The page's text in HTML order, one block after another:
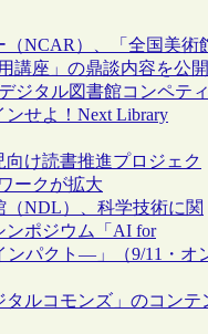
（NCAR）、「全国美術
講座」の鼎談内容を公開
ジタル図書館コンペティ
せよ！Next Library
け読書推進プロジェク
ークが拡大
（NDL）、科学技術に関
ンポジウム「AI for
ンパクト―」（9/11・オ
ルコモンズ」のコンテ